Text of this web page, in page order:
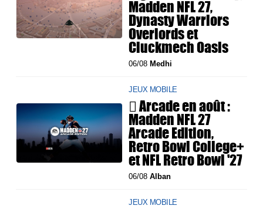
Madden NFL 27,
Dynasty Warriors
Overlords et
Cluckmech Oasis
06/08 Medhi
JEUX MOBILE
 Arcade en août :
Madden NFL 27
Arcade Edition,
Retro Bowl College+
et NFL Retro Bowl '27
06/08Alban
JEUX MOBILE